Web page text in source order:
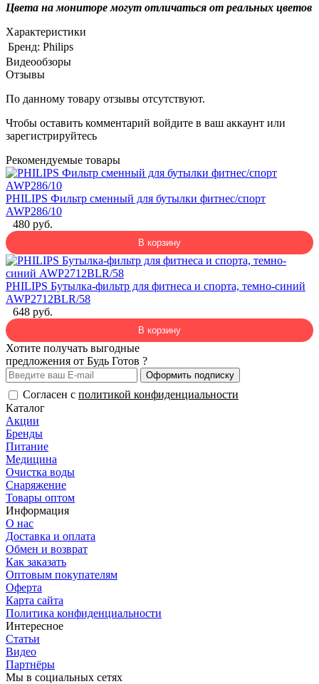
Цвета на мониторе могут отличаться от реальных цветов
Характеристики
Бренд: Philips
Видеообзоры
Отзывы
По данному товару отзывы отсутствуют.
Чтобы оставить комментарий войдите в ваш аккаунт или
зарегистрируйтесь
Рекомендуемые товары
PHILIPS Фильтр сменный для бутылки фитнес/спорт
AWP286/10
480 руб.
В корзину
PHILIPS Бутылка-фильтр для фитнеса и спорта, темно-синий
AWP2712BLR/58
648 руб.
В корзину
Хотите получать выгодные
предложения от Будь Готов ?
Оформить подписку
Согласен с политикой конфиденциальности
Каталог
Акции
Бренды
Питание
Медицина
Очистка воды
Снаряжение
Товары оптом
Информация
О нас
Доставка и оплата
Обмен и возврат
Как заказать
Оптовым покупателям
Оферта
Карта сайта
Политика конфиденциальности
Интересное
Статьи
Видео
Партнёры
Мы в социальных сетях